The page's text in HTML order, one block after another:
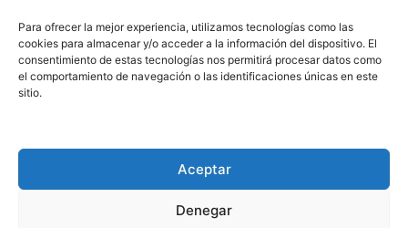
Para ofrecer la mejor experiencia, utilizamos tecnologías como las
cookies para almacenar y/o acceder a la información del dispositivo. El
consentimiento de estas tecnologías nos permitirá procesar datos como
el comportamiento de navegación o las identificaciones únicas en este
sitio.
Aceptar
Denegar
Financiado por: